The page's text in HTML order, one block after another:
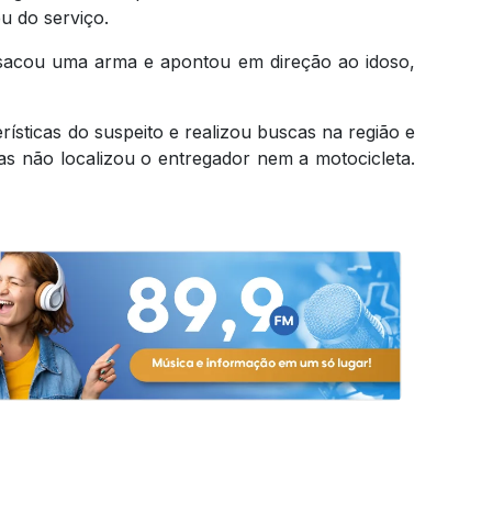
do serviço.
uma arma e apontou em direção ao idoso,
do suspeito e realizou buscas na região e
não localizou o entregador nem a motocicleta.